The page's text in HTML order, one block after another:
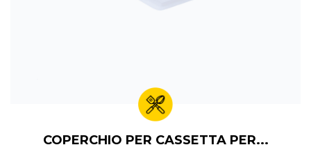
COPERCHIO PER CASSETTA PER...